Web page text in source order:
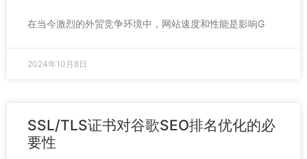
在当今激烈的外贸竞争环境中，网站速度和性能是影响G
2024年10月8日
SSL/TLS证书对谷歌SEO排名优化的必
要性